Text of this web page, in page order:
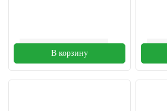
В корзину